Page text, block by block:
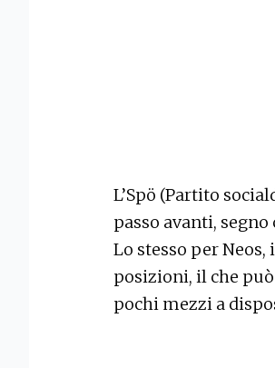
L’Spö (Partito
passo avanti,
Lo stesso per
posizioni, il che
pochi mezzi a